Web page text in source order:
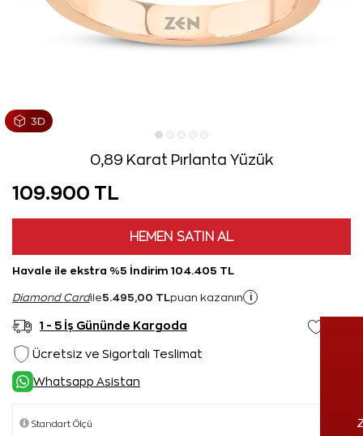
0,89 Karat Pırlanta Yüzük
109.900 TL
HEMEN SATIN AL
Havale ile ekstra %5 İndirim 104.405 TL
Diamond Cardile5.495,00 TL puan kazanın i
1 - 5 İş Gününde Kargoda
Ücretsiz ve Sigortalı Teslimat
Whatsapp Asistan